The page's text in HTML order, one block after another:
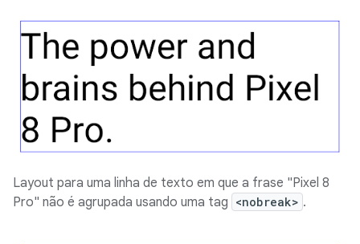
Layout para uma linha de texto em que a frase "Pixel 8
Pro" não é agrupada usando uma tag <nobreak> .